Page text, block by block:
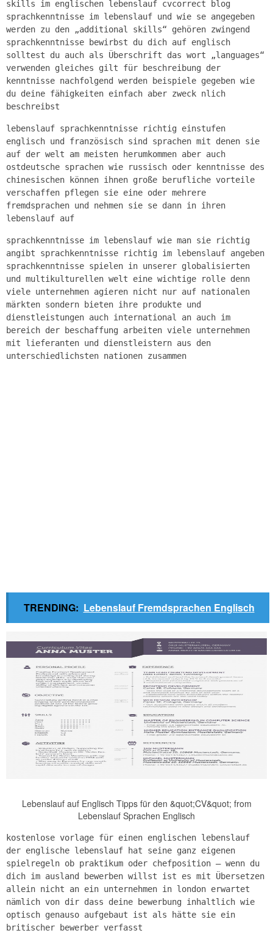
skills im englischen lebenslauf cvcorrect blog
sprachkenntnisse im lebenslauf und wie se angegeben
werden zu den „additional skills“ gehören zwingend
sprachkenntnisse bewirbst du dich auf englisch
solltest du auch als Überschrift das wort „languages“
verwenden gleiches gilt für beschreibung der
kenntnisse nachfolgend werden beispiele gegeben wie
du deine fähigkeiten einfach aber zweck nlich
beschreibst
lebenslauf sprachkenntnisse richtig einstufen
englisch und französisch sind sprachen mit denen sie
auf der welt am meisten herumkommen aber auch
ostdeutsche sprachen wie russisch oder kenntnisse des
chinesischen können ihnen große berufliche vorteile
verschaffen pflegen sie eine oder mehrere
fremdsprachen und nehmen sie se dann in ihren
lebenslauf auf
sprachkenntnisse im lebenslauf wie man sie richtig
angibt sprachkenntnisse richtig im lebenslauf angeben
sprachkenntnisse spielen in unserer globalisierten
und multikulturellen welt eine wichtige rolle denn
viele unternehmen agieren nicht nur auf nationalen
märkten sondern bieten ihre produkte und
dienstleistungen auch international an auch im
bereich der beschaffung arbeiten viele unternehmen
mit lieferanten und dienstleistern aus den
unterschiedlichsten nationen zusammen
TRENDING: Lebenslauf Fremdsprachen Englisch
Lebenslauf auf Englisch Tipps für den &quot;CV&quot; from
Lebenslauf Sprachen Englisch
kostenlose vorlage für einen englischen lebenslauf
der englische lebenslauf hat seine ganz eigenen
spielregeln ob praktikum oder chefposition – wenn du
dich im ausland bewerben willst ist es mit Übersetzen
allein nicht an ein unternehmen in london erwartet
nämlich von dir dass deine bewerbung inhaltlich wie
optisch genauso aufgebaut ist als hätte sie ein
britischer bewerber verfasst